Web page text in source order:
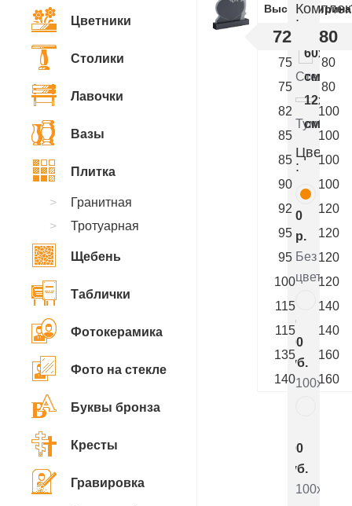
ВысотаШирина
72 80
75
80
75
80
82
100
85
100
85
100
90
100
92
120
95
120
95
120
100
120
115
140
115
140
135
160
140
160
:
Стелла
см.
Тумба
см.
Цветник
:
0
р.
Без
цветника
10
200
руб.
100x90x5
800
руб.
100x90x8
Цветники
Столики
Лавочки
Вазы
Плитка
Гранитная
Тротуарная
Щебень
Таблички
Фотокерамика
Фото на стекле
Буквы бронза
Кресты
Гравировка